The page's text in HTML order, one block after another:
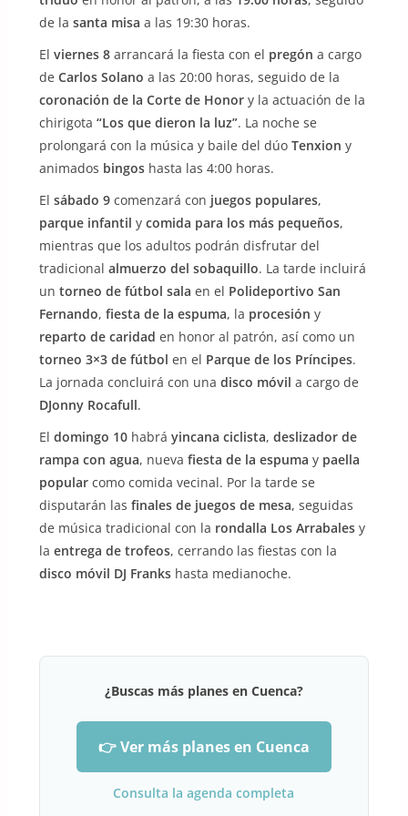
de la santa misa a las 19:30 horas.
El viernes 8arrancará la fiesta con el pregón a cargo
de Carlos Solano a las 20:00 horas, seguido de la
coronación de la Corte de Honory la actuación de la
chirigota “Los que dieron la luz”. La noche se
prolongará con la música y baile del dúo Tenxion y
animados bingoshasta las 4:00 horas.
El sábado 9comenzará con juegos populares,
parque infantil y comida para los más pequeños,
mientras que los adultos podrán disfrutar del
tradicional almuerzo del sobaquillo. La tarde incluirá
un torneo de fútbol sala en el Polideportivo San
Fernando, fiesta de la espuma, la procesión y
reparto de caridad en honor al patrón, así como un
torneo 3×3 de fútbol en el Parque de los Príncipes.
La jornada concluirá con una disco móvil a cargo de
DJonny Rocafull.
El domingo 10habrá yincana ciclista, deslizador de
rampa con agua, nueva fiesta de la espuma y paella
popularcomo comida vecinal. Por la tarde se
disputarán las finales de juegos de mesa, seguidas
de música tradicional con la rondalla Los Arrabalesy
la entrega de trofeos, cerrando las fiestas con la
disco móvil DJ Frankshasta medianoche.
¿Buscas más planes en Cuenca?
👉 Ver más planes en Cuenca
Consulta la agenda completa